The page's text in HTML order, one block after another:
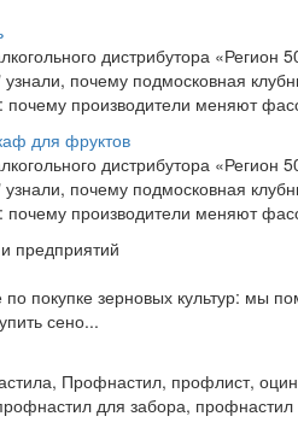
дистрибутора «Регион
почему подмосковная
почему производители меняют
для фруктов
дистрибутора «Регион
почему подмосковная
почему производители меняют
предприятий
покупке зерновых культур: мы
сено...
Профнастил, профлист,
для забора,